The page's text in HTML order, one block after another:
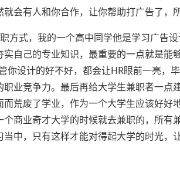
会有人和你合作，让你帮助打广告了，
方式，我的一个高中同学他是学习广告
自己的专业知识，最重要的一点就是能
你设计的好不好，都会让HR眼前一亮，
业竞争力。最后再给大学生兼职者一点
荒废了学业，作为一个大学生应该好好
商业奇才大学的时候就去兼职的，所有
中，只有这样才能对得起大学的时光，